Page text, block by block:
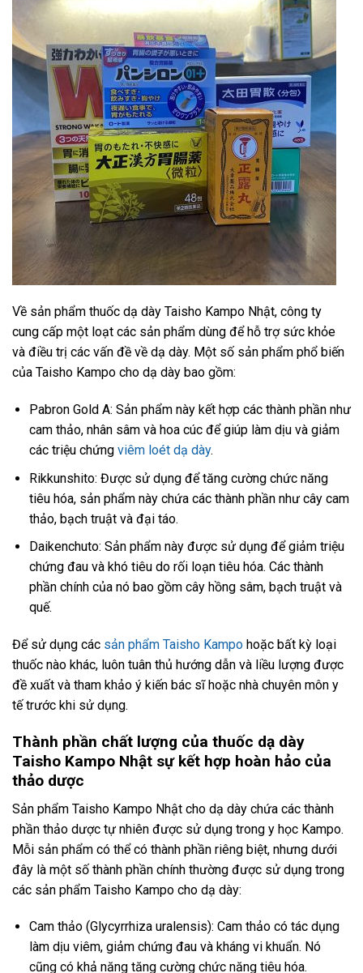
Về sản phẩm thuốc dạ dày Taisho Kampo Nhật, công ty
cung cấp một loạt các sản phẩm dùng để hỗ trợ sức khỏe
và điều trị các vấn đề về dạ dày. Một số sản phẩm phổ biến
của Taisho Kampo cho dạ dày bao gồm:
Pabron Gold A: Sản phẩm này kết hợp các thành phần như
cam thảo, nhân sâm và hoa cúc để giúp làm dịu và giảm
các triệu chứng viêm loét dạ dày.
Rikkunshito: Được sử dụng để tăng cường chức năng
tiêu hóa, sản phẩm này chứa các thành phần như cây cam
thảo, bạch truật và đại táo.
Daikenchuto: Sản phẩm này được sử dụng để giảm triệu
chứng đau và khó tiêu do rối loạn tiêu hóa. Các thành
phần chính của nó bao gồm cây hồng sâm, bạch truật và
quế.
Để sử dụng các sản phẩm Taisho Kampo hoặc bất kỳ loại
thuốc nào khác, luôn tuân thủ hướng dẫn và liều lượng được
đề xuất và tham khảo ý kiến ​​bác sĩ hoặc nhà chuyên môn y
tế trước khi sử dụng.
Thành phần chất lượng của thuốc dạ dày
Taisho Kampo Nhật sự kết hợp hoàn hảo của
thảo dược
Sản phẩm Taisho Kampo Nhật cho dạ dày chứa các thành
phần thảo dược tự nhiên được sử dụng trong y học Kampo.
Mỗi sản phẩm có thể có thành phần riêng biệt, nhưng dưới
đây là một số thành phần chính thường được sử dụng trong
các sản phẩm Taisho Kampo cho dạ dày:
Cam thảo (Glycyrrhiza uralensis): Cam thảo có tác dụng
làm dịu viêm, giảm chứng đau và kháng vi khuẩn. Nó
cũng có khả năng tăng cường chức năng tiêu hóa.